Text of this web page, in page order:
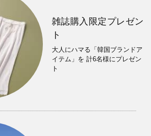
雑誌購入限定プレゼン
ト
大人にハマる「韓国ブランドア
イテム」を 計6名様にプレゼン
ト